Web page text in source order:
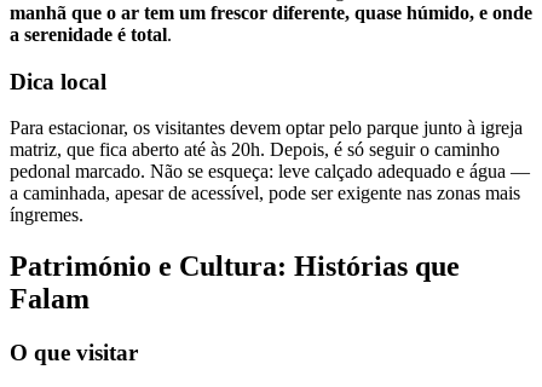
manhã que o ar tem um frescor diferente, quase húmido, e onde
a serenidade é total.
Dica local
Para estacionar, os visitantes devem optar pelo parque junto à igreja
matriz, que fica aberto até às 20h. Depois, é só seguir o caminho
pedonal marcado. Não se esqueça: leve calçado adequado e água —
a caminhada, apesar de acessível, pode ser exigente nas zonas mais
íngremes.
Património e Cultura: Histórias que
Falam
O que visitar